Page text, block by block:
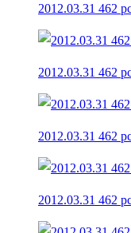
2012.03.31 462
2012.03.31 462
2012.03.31 462
2012.03.31 462